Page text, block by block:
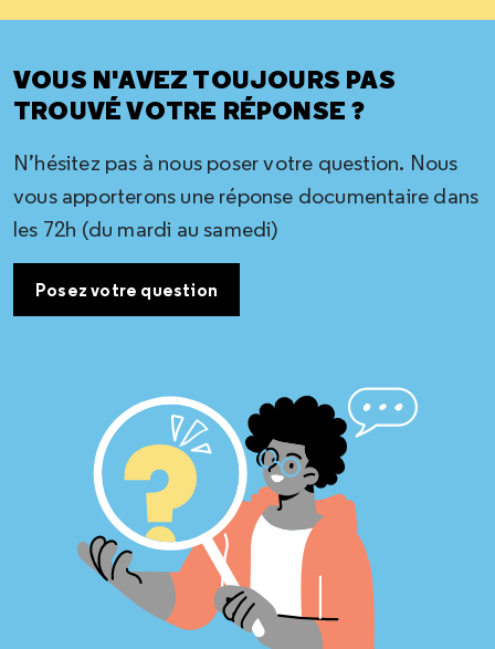
VOUS N'AVEZ TOUJOURS PAS
TROUVÉ VOTRE RÉPONSE ?
N’hésitez pas à nous poser votre question. Nous
vous apporterons une réponse documentaire dans
les 72h (du mardi au samedi)
Posez votre question